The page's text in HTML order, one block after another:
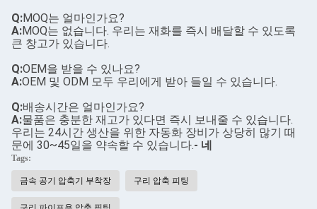
Q:MOQ는 얼마인가요?
A:MOQ는 없습니다. 우리는 재화를 즉시 배달할 수 있도록
큰 창고가 있습니다.
Q:OEM을 받을 수 있나요?
A:OEM 및 ODM 모두 우리에게 받아 들일 수 있습니다.
Q:배송시간은 얼마인가요?
A:물품은 충분한 재고가 있다면 즉시 보내줄 수 있습니다.
우리는 24시간 생산을 위한 자동화 장비가 상당히 많기 때
문에 30~45일을 약속할 수 있습니다.- 네
Tags:
금속 공기 압축기 부착장 구리 압축 피팅